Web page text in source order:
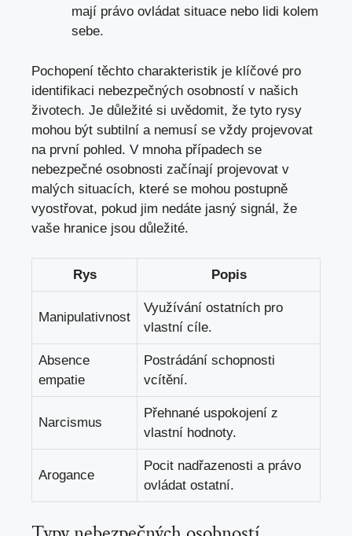
mají právo ovládat situace nebo lidi kolem
sebe.
Pochopení těchto charakteristik je klíčové pro
identifikaci nebezpečných osobností v našich
životech. Je důležité si uvědomit, že tyto rysy
mohou být subtilní a nemusí se vždy projevovat
na první pohled. V mnoha případech se
nebezpečné osobnosti začínají projevovat v
malých situacích, které se mohou postupně
vyostřovat, pokud jim nedáte jasný signál, že
vaše hranice jsou důležité.
Rys Popis
Manipulativnost
Využívání ostatních pro
vlastní cíle.
Absence
empatie
Postrádání schopnosti
vcítění.
Narcismus
Přehnané uspokojení z
vlastní hodnoty.
Arogance
Pocit nadřazenosti a právo
ovládat ostatní.